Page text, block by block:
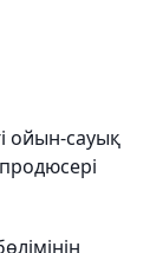
ойын-сауық